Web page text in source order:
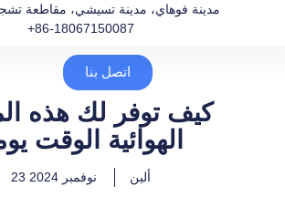
مدينة فوهاي، مدينة تسيشي، مقاطعة
+86-18067150087
اتصل بنا
كيف توفر لك هذه
الهوائية الوقت
ألين